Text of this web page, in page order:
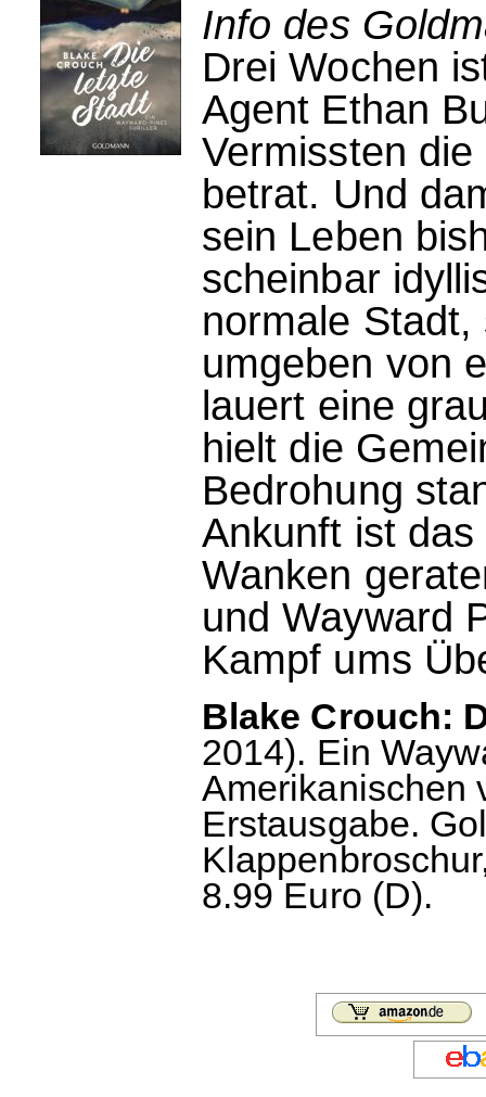
Info des
Drei Wochen
Agent Ethan
Vermissten
betrat. Und
sein Leben
scheinbar
normale
umgeben von
lauert eine
hielt die
Bedrohung
Ankunft ist
Wanken
und Wayward
Kampf ums
Blake Crouch:
2014). Ein
Amerikanischen
Erstausgabe.
8.99 Euro (D).